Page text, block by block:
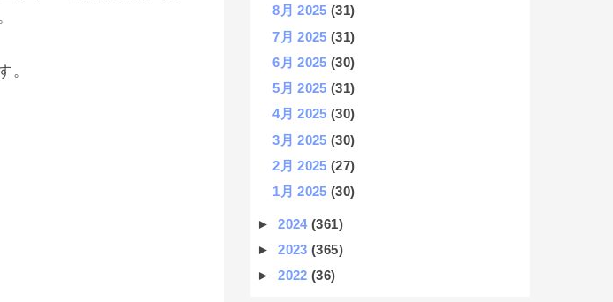
。
8月 2025(31)
7月 2025(31)
6月 2025(30)
5月 2025(31)
4月 2025(30)
3月 2025(30)
2月 2025(27)
1月 2025(30)
►2024(361)
►2023(365)
►2022(36)